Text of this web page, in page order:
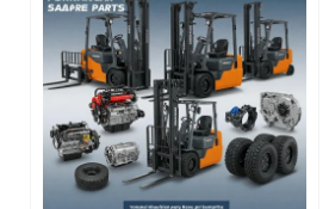
Frana de Mana
Piese Frane Stivuitor
Pistoane Frana
Placute de Frana
Pompe Frana
Saboti Frana
Tamburi Frana